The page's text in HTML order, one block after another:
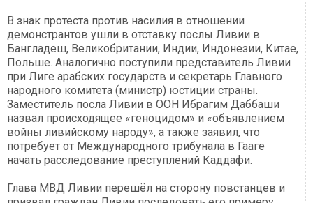
В знак протеста против насилия в отношении
демонстрантов ушли в отставку послы Ливии в
Бангладеш, Великобритании, Индии, Индонезии, Китае,
Польше. Аналогично поступили представитель Ливии
при Лиге арабских государств и секретарь Главного
народного комитета (министр) юстиции страны.
Заместитель посла Ливии в ООН Ибрагим Даббаши
назвал происходящее «геноцидом» и «объявлением
войны ливийскому народу», а также заявил, что
потребует от Международного трибунала в Гааге
начать расследование преступлений Каддафи.
Глава МВД Ливии перешёл на сторону повстанцев и